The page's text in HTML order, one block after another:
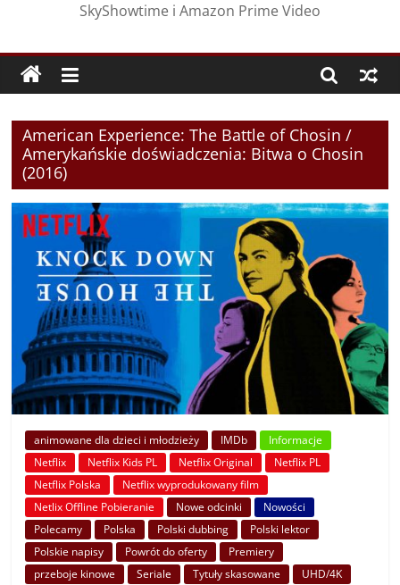
SkyShowtime i Amazon Prime Video
American Experience: The Battle of Chosin /
Amerykańskie doświadczenia: Bitwa o Chosin
(2016)
animowane dla dzieci i młodzieży IMDb
Informacje
Netflix
Netflix Kids PL Netflix Original
Netflix PL
Netflix Polska
Netflix wyprodukowany film
Netlix Offline Pobieranie
Nowe odcinki
Nowości
Polecamy
Polska Polski dubbing
Polski lektor
Polskie napisy
Powrót do oferty
Premiery
przeboje kinowe
Seriale Tytuły skasowane
UHD/4K